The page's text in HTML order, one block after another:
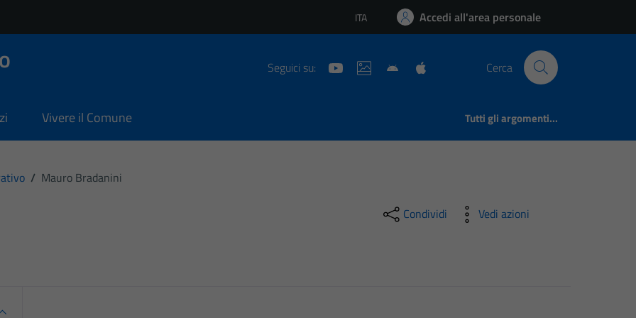
Lingua attiva:
ITA Accedi all'area personale
Seguici su: Cerca
Vivere il Comune Tutti gli argomenti...
/ Mauro Bradanini
Condividi Vedi azioni